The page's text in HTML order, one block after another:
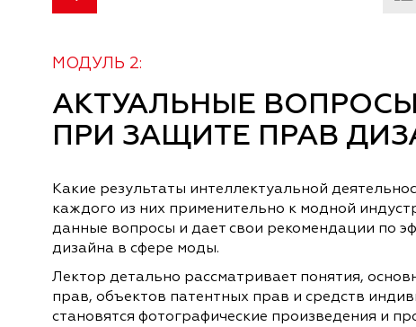
МОДУЛЬ 2:
АКТУАЛЬНЫЕ
ПРИ ЗАЩИТЕ ПРАВ
Какие результаты интеллектуальной
каждого из них применительно к модной
данные вопросы и дает свои рекомендации по
дизайна в сфере моды.
Лектор детально рассматривает понятия,
прав, объектов патентных прав и средств
становятся фотографические произведения и